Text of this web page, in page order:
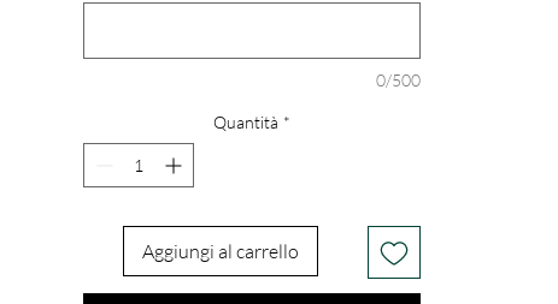
0/500
Quantità *
Aggiungi al carrello